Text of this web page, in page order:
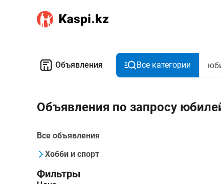
Объявления Все категории
Объявления по запросу
Все объявления
Хобби и спорт
Фильтры